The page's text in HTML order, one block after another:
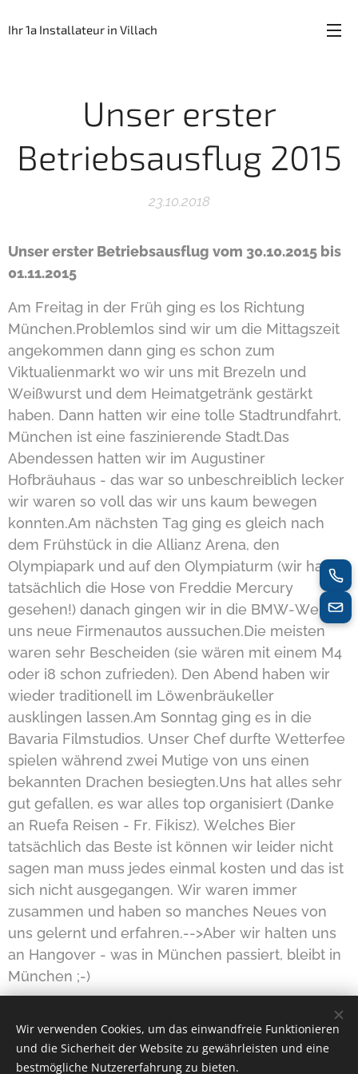
Ihr 1a Installateur in Villach
Unser erster
Betriebsausflug 2015
23.10.2018
Unser erster Betriebsausflug vom 30.10.2015 bis
01.11.2015
Am Freitag in der Früh ging es los Richtung
München.Problemlos sind wir um die Mittagszeit
angekommen dann ging es schon zum
Viktualienmarkt wo wir uns mit Brezeln und
Weißwurst und dem Heimatgetränk gestärkt
haben. Dann hatten wir eine tolle Stadtrundfahrt,
München ist eine faszinierende Stadt.Das
Abendessen hatten wir im Augustiner
Hofbräuhaus - das war so unbeschreiblich lecker
wir waren so voll das wir uns kaum bewegen
konnten.Am nächsten Tag ging es gleich nach
dem Frühstück in die Allianz Arena, den
Olympiapark und auf den Olympiaturm (wir haben
tatsächlich die Hose von Freddie Mercury
gesehen!) danach gingen wir in die BMW-Welt
uns neue Firmenautos aussuchen.Die meisten
waren sehr Bescheiden (sie wären mit einem M4
oder i8 schon zufrieden). Den Abend haben wir
wieder traditionell im Löwenbräukeller
ausklingen lassen.Am Sonntag ging es in die
Bavaria Filmstudios. Unser Chef durfte Wetterfee
spielen während zwei Mutige von uns einen
bekannten Drachen besiegten.Uns hat alles sehr
gut gefallen, es war alles top organisiert (Danke
an Ruefa Rei­sen - Fr. Fikisz). Welches Bier
tatsächlich das Beste ist können wir leider nicht
sagen man muss jedes einmal kosten und das ist
sich nicht ausgegangen. Wir waren immer
zusammen und haben so manches Neues von
uns gelernt und erfahren.-->Aber wir halten uns
an Hangover - was in München passiert, bleibt in
München ;-)
Share
Wir verwenden Cookies, um das einwandfreie Funktionieren
und die Sicherheit der Website zu gewährleisten und eine
bestmögliche Nutzererfahrung zu bieten.